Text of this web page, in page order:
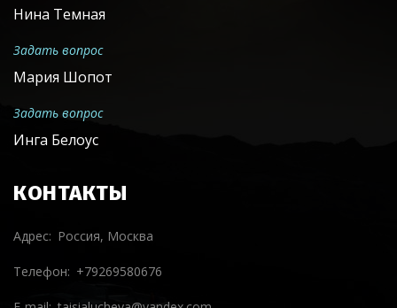
Нина Темная
Задать вопрос
Мария Шопот
Задать вопрос
Инга Белоус
КОНТАКТЫ
Адрес Россия, Москва
Телефон +79269580676